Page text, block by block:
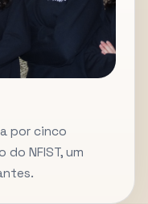
por cinco
NFIST, um